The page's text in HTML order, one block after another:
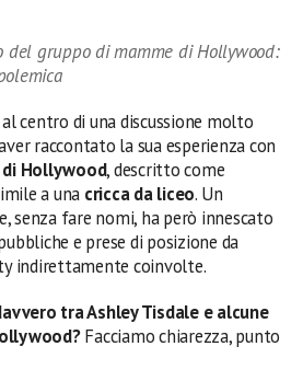
del gruppo di mamme di Hollywood:
centro di una discussione molto
raccontato la sua esperienza con
Hollywood, descritto come
a una cricca da liceo. Un
senza fare nomi, ha però innescato
e prese di posizione da
indirettamente coinvolte.
tra Ashley Tisdale e alcune
Facciamo chiarezza, punto